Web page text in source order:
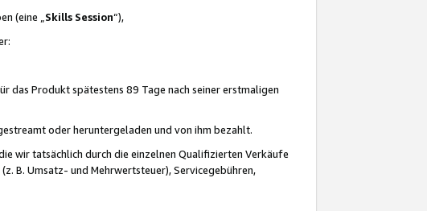
(eine „ Skills Session“),
das Produkt spätestens 89 Tage nach seiner erstmaligen
oder heruntergeladen und von ihm bezahlt.
wir tatsächlich durch die einzelnen Qualifizierten Verkäufe
B. Umsatz- und Mehrwertsteuer), Servicegebühren,